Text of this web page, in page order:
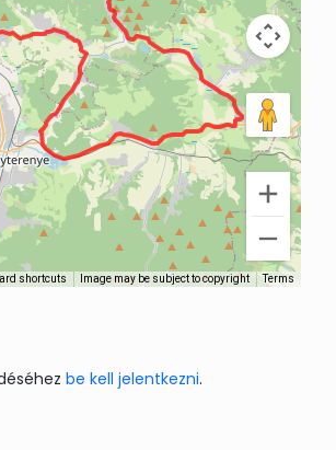
shortcuts Image may be subject to copyright Terms
be kell jelentkezni.